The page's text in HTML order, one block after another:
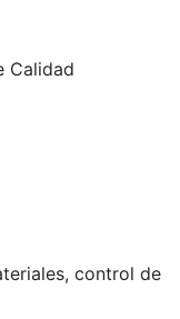
Calidad
control de